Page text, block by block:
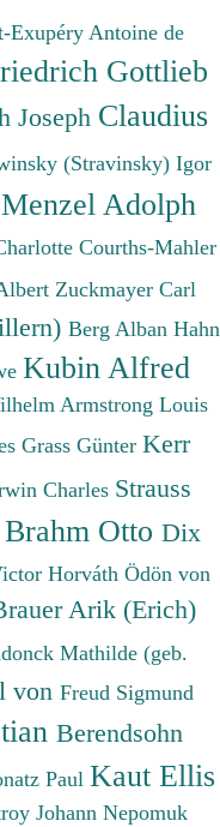
Exupéry Antoine de
Gottlieb
Joseph Claudius
(Stravinsky) Igor
Menzel Adolph
Courths-Mahler
Zuckmayer Carl
Berg Alban Hahn
Kubin Alfred
Armstrong Louis
Grass Günter Kerr
Charles Strauss
Brahm Otto Dix
Horváth Ödön von
Arik (Erich)
Mathilde (geb.
von Freud Sigmund
Berendsohn
Paul Kaut Ellis
Johann Nepomuk